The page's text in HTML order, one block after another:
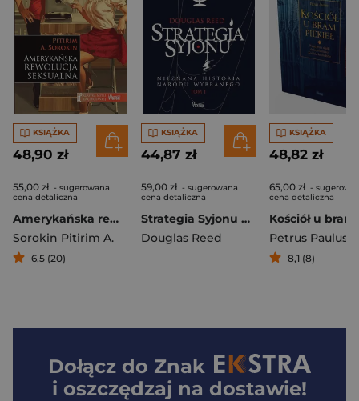
KSIĄŻKA
48,90 zł
55,00 zł - sugerowana
cena detaliczna
Amerykańska rewolucja seksualna
Sorokin Pitirim A.
6,5 (20)
KSIĄŻKA
44,87 zł
59,00 zł - sugerowana
cena detaliczna
Strategia Syjonu Nieznana historia narodu wybranego Tom 1
Douglas Reed
KSIĄŻKA
48,82 zł
65,00 zł -
cena detaliczna
Petrus Paulus
8,1 (8)
Dołącz do Znak
i oszczędzaj na dostawie!